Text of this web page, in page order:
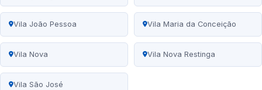
Vila João Pessoa Vila Maria da Conceição
Vila Nova Vila Nova Restinga
Vila São José